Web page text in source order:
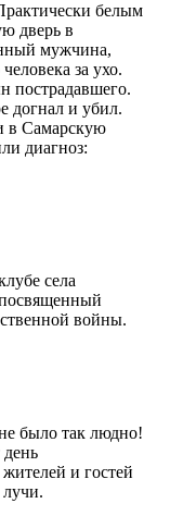
белым
дверь в
мужчина,
за ухо.
пострадавшего.
догнал и убил.
в Самарскую
диагноз:
села
войны.
было так людно!
и гостей